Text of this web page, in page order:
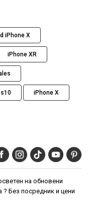
iPhone X
iPhone XR
iPhone X
на обновени
Без посредник и цени